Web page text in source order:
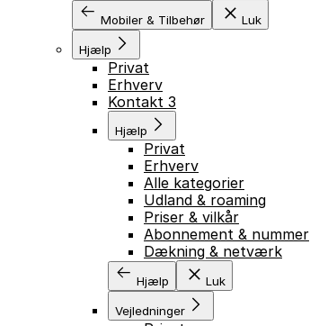
Mobiler & Tilbehør Luk
Hjælp
Privat
Erhverv
Kontakt 3
Hjælp
Privat
Erhverv
Alle kategorier
Udland & roaming
Priser & vilkår
Abonnement & nummer
Dækning & netværk
Hjælp Luk
Vejledninger